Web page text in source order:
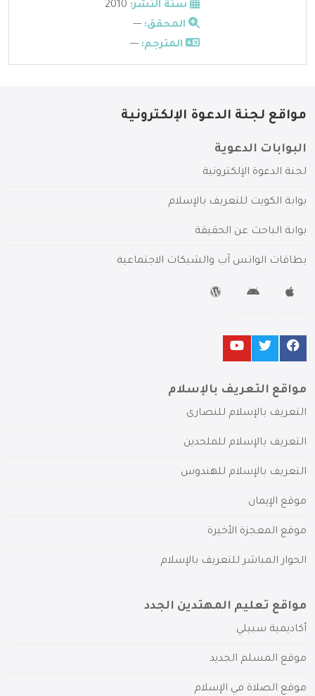
سنة النشر:
المحقق: ---
المترجم: ---
مواقع لجنة الدعوة الإلكترونية
البوابات الدعوية
لجنة الدعوة الإلكترونية
بوابة الكويت للتعريف بالإسلام
بوابة الباحث عن الحقيقة
بطاقات الواتس آب والشبكات الاجتماعية
مواقع التعريف بالإسلام
التعريف بالإسلام للنصارى
التعريف بالإسلام للملحدين
التعريف بالإسلام للهندوس
موقع الإيمان
موقع المعجزة الأخيرة
الحوار المباشر للتعريف بالإسلام
مواقع تعليم المهتدين الجدد
أكاديمية سبيلي
موقع المسلم الجديد
موقع الصلاة في الإسلام